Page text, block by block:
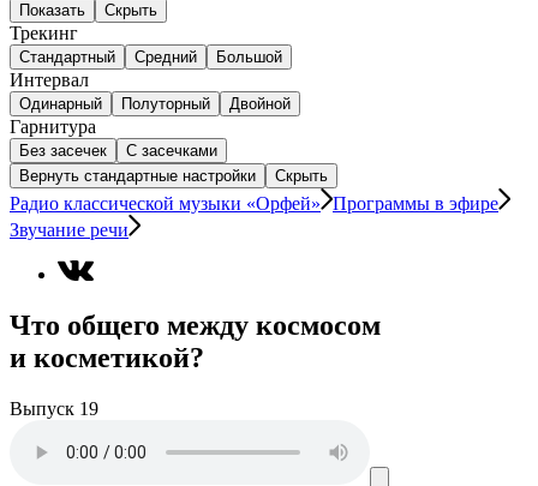
Показать Скрыть
Трекинг
Стандартный Средний Большой
Интервал
Одинарный Полуторный Двойной
Гарнитура
Без засечек
С засечками
Вернуть стандартные настройки
Скрыть
Радио классической музыки «Орфей»
Программы в эфире
Звучание речи
Что общего между космосом
и косметикой?
Выпуск 19